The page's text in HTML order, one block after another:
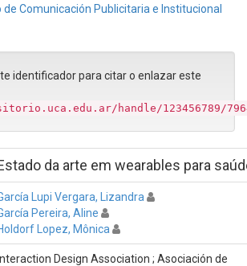
Comunicación Publicitaria e Institucional
identificador para citar o enlazar este
handle/123456789/
da arte em wearables para
Lupi Vergara, Lizandra
Pereira, Aline
Lopez, Mônica
Interaction Design Association ; Asociación de